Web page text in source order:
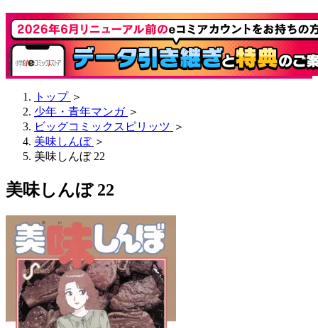
トップ ＞
少年・青年マンガ ＞
ビッグコミックスピリッツ ＞
美味しんぼ ＞
美味しんぼ 22
美味しんぼ 22